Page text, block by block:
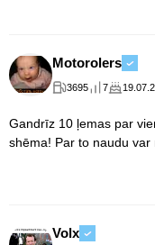
Motorolers
3695 7
Gandrīz 10 ļemas par
shēma! Par to naudu
Volx